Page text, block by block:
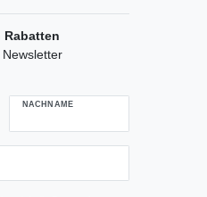
Rabatten
NACHNAME